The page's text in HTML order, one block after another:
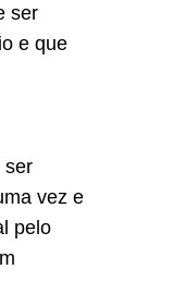
ser
e que
ser
vez e
pelo